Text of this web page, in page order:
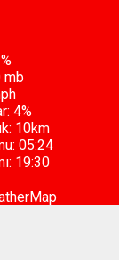
mb
4%
10km
05:24
19:30